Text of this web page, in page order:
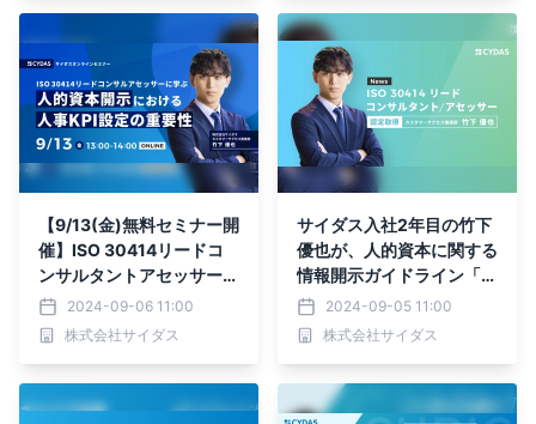
【9/13(金)無料セミナー開
催】ISO 30414リードコ
ンサルタントアセッサーに
学ぶ！人的資本開示におけ
る人事KPI設定の重要性
2024-09-06 11:00
株式会社サイダス
サイダス入社2年目の竹下
優也が、人的資本に関する
情報開示ガイドライン「IS
O 30414リードコンサル
タント/アセッサー」認証
資格を取得しました
2024-09-05 11:00
株式会社サイダス